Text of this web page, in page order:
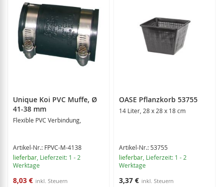
Unique Koi PVC Muffe, Ø
41-38 mm
Flexible PVC Verbindung,
Artikel-Nr.: FPVC-M-4138
lieferbar , Lieferzeit: 1 - 2
Werktage
Sonderangebot
8,03 €
OASE Pflanzkorb 53755
14 Liter, 28 x 28 x 18 cm
Artikel-Nr.: 53755
lieferbar , Lieferzeit: 1 - 2
Werktage
3,37 €